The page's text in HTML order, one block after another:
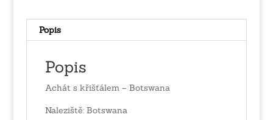
Popis
Popis
Achát s křišťálem – Botswana
Naleziště: Botswana